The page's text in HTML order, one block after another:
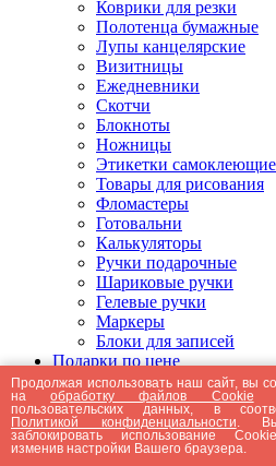
Коврики для резки
Полотенца бумажные
Лупы канцелярские
Визитницы
Ежедневники
Скотчи
Блокноты
Ножницы
Этикетки
Товары для рисования
Фломастеры
Готовальни
Калькуляторы
Ручки подарочные
Шариковые ручки
Гелевые ручки
Маркеры
Блоки для записей
Подарки по цене
Подарки от 5000
Подарки до 5000
Подарки до 3000
Подарки до 2000
Подарки до 1000 рублей
Продолжая использовать наш сайт, вы
наобработку файлов Cookie и
пользовательских данных, в
Политикой конфиденциальности .
заблокировать использование
изменив настройки Вашего браузера.